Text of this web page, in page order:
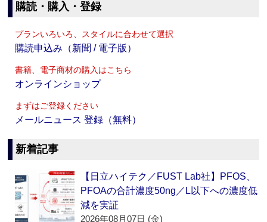
購読・購入・登録
プランいろいろ、スタイルに合わせて選択
購読申込み（新聞 / 電子版）
書籍、電子商材の購入はこちら
オンラインショップ
まずはご登録ください
メールニュース 登録（無料）
新着記事
【日立ハイテク／FUST Lab社】PFOS、
PFOAの合計濃度50ng／L以下への濃度低
減を実証
2026年08月07日 (金)